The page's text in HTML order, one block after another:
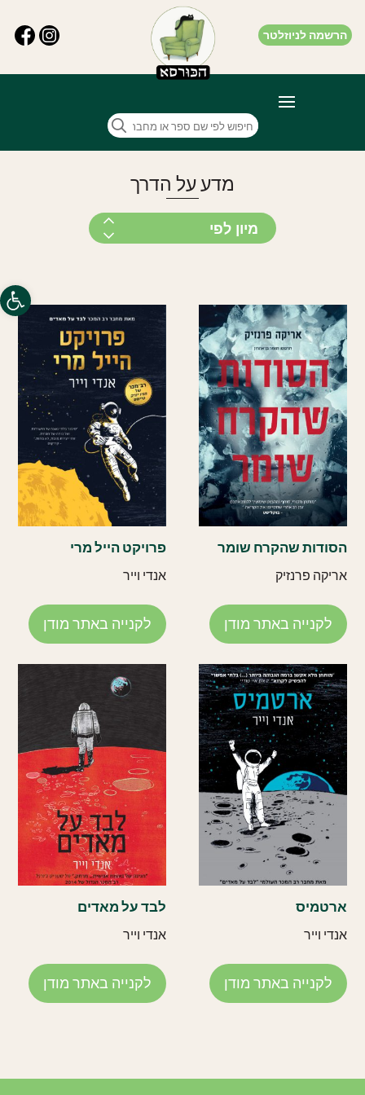
פתח
הרשמה לניוזלטר
מדע על הדרך
הסודות שהקרח שומר
אריקה פרנזיק
לקנייה באתר מודן
פרויקט הייל מרי
אנדי וייר
לקנייה באתר מודן
ארטמיס
אנדי וייר
לקנייה באתר מודן
לבד על מאדים
אנדי וייר
לקנייה באתר מודן